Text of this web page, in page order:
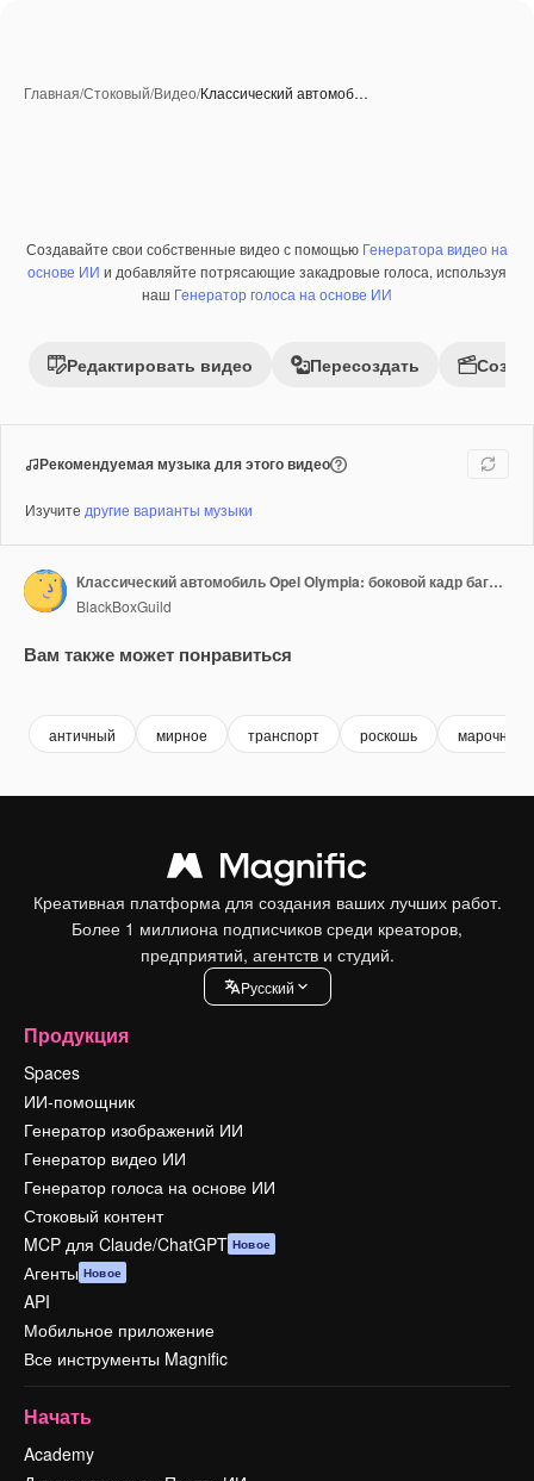
Главная/Стоковый/Видео/Классический автомоб…
Премиум
Создавайте свои собственные видео с помощью Генератора видео на
основе ИИ и добавляйте потрясающие закадровые голоса, используя
наш Генератор голоса на основе ИИ
Редактировать видео Пересоздать
Рекомендуемая музыка для этого видео
Изучите другие варианты музыки
Классический автомобиль Opel Olympia: боковой кадр багажника на закате, снятый со слайдера, замедленная съемка 50 кадров в секунду
BlackBoxGuild
Вам также может понравиться
античный мирное транспорт роскошь марочный
Креативная платформа для создания ваших лучших работ.
Более 1 миллиона подписчиков среди креаторов,
предприятий, агентств и студий.
Pусский
Продукция
Spaces
ИИ-помощник
Генератор изображений ИИ
Генератор видео ИИ
Генератор голоса на основе ИИ
Стоковый контент
MCP для Claude/ChatGPT Новое
Агенты Новое
API
Мобильное приложение
Все инструменты Magnific
Начать
Academy